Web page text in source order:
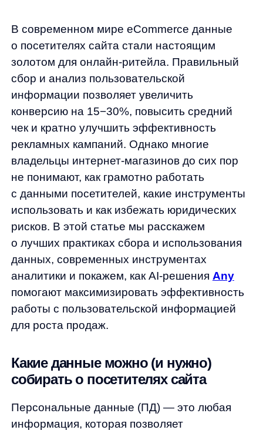
рекламных кампаний. Однако многие
владельцы интернет-магазинов до сих пор
не понимают, как грамотно работать
с данными посетителей, какие инструменты
использовать и как избежать юридических
рисков. В этой статье мы расскажем
о лучших практиках сбора и использования
данных, современных инструментах
аналитики и покажем, как AI-решения
помогают максимизировать эффективность
работы с пользовательской информацией
для роста продаж.
Какие данные можно (и нужно)
собирать о посетителях сайта
Персональные данные (ПД) — это любая
информация, которая позволяет
идентифицировать конкретного человека.
По российскому законодательству к ПД
относятся ФИО, email, номер телефона, IP-
адрес, данные cookies, геолокация и даже
поведенческие паттерны на сайте.
Для эффективного маркетинга критически
важны следующие типы данных:
телефон, имя — основа для
персонализированных коммуникаций